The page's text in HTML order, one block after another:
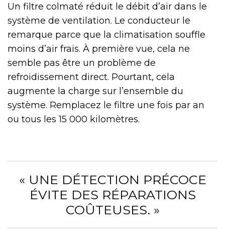
Un filtre colmaté réduit le débit d’air dans le
système de ventilation. Le conducteur le
remarque parce que la climatisation souffle
moins d’air frais. À première vue, cela ne
semble pas être un problème de
refroidissement direct. Pourtant, cela
augmente la charge sur l’ensemble du
système. Remplacez le filtre une fois par an
ou tous les 15 000 kilomètres.
« UNE DÉTECTION PRÉCOCE
ÉVITE DES RÉPARATIONS
COÛTEUSES. »